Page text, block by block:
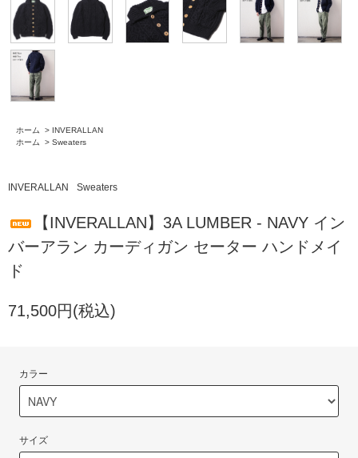
ホーム > INVERALLAN
ホーム
> Sweaters
INVERALLAN Sweaters
【INVERALLAN】3A LUMBER - NAVY イン
バーアラン カーディガン セーター ハンドメイ
ド
71,500円(税込)
カラー
サイズ